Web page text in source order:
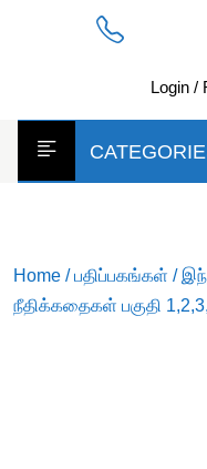
Login /
Home /பதிப்பகங்கள் /
நீதிக்கதைகள் பகுதி